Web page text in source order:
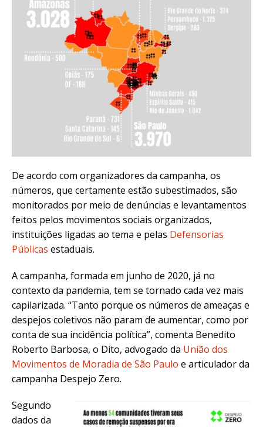
De acordo com organizadores da campanha, os
números, que certamente estão subestimados, são
monitorados por meio de denúncias e levantamentos
feitos pelos movimentos sociais organizados,
instituições ligadas ao tema e pelas Defensorias
Públicas estaduais.
A campanha, formada em junho de 2020, já no
contexto da pandemia, tem se tornado cada vez mais
capilarizada. “Tanto porque os números de ameaças e
despejos coletivos não param de aumentar, como por
conta de sua incidência política”, comenta Benedito
Roberto Barbosa, o Dito, advogado da União dos
Movimentos de Moradia de São Paulo e articulador da
campanha Despejo Zero.
Segundo
dados da